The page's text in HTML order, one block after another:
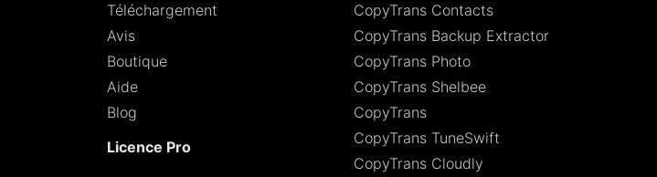
Téléchargement
Avis
Boutique
Aide
Blog
Licence Pro
CopyTrans Contacts
CopyTrans Backup Extractor
CopyTrans Photo
CopyTrans Shelbee
CopyTrans
CopyTrans TuneSwift
CopyTrans Cloudly